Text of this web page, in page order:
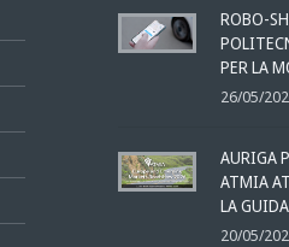
ROBO-
PER LA
26/05/
AURIGA
ATMIA
LA
20/05/